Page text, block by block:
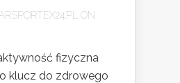
ARSPORTEX24.PL
ON
fizyczna
klucz do zdrowego